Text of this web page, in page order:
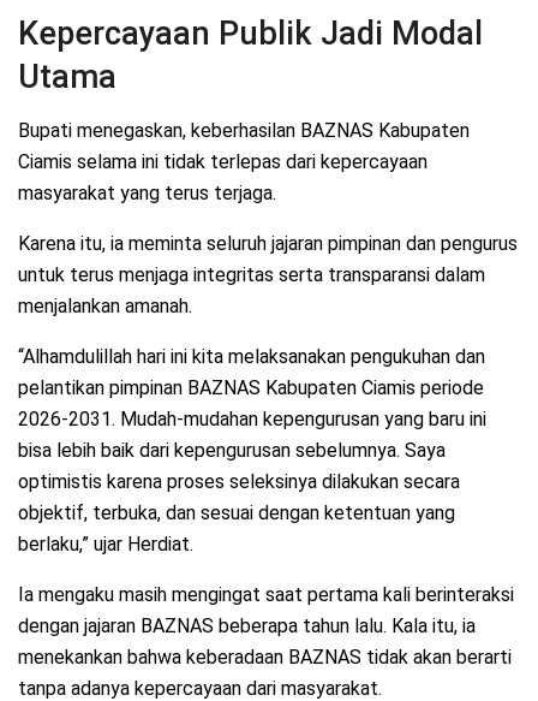
Kepercayaan Publik Jadi Modal
Utama
Bupati menegaskan, keberhasilan BAZNAS Kabupaten
Ciamis selama ini tidak terlepas dari kepercayaan
masyarakat yang terus terjaga.
Karena itu, ia meminta seluruh jajaran pimpinan dan pengurus
untuk terus menjaga integritas serta transparansi dalam
menjalankan amanah.
“Alhamdulillah hari ini kita melaksanakan pengukuhan dan
pelantikan pimpinan BAZNAS Kabupaten Ciamis periode
2026-2031. Mudah-mudahan kepengurusan yang baru ini
bisa lebih baik dari kepengurusan sebelumnya. Saya
optimistis karena proses seleksinya dilakukan secara
objektif, terbuka, dan sesuai dengan ketentuan yang
berlaku,” ujar Herdiat.
Ia mengaku masih mengingat saat pertama kali berinteraksi
dengan jajaran BAZNAS beberapa tahun lalu. Kala itu, ia
menekankan bahwa keberadaan BAZNAS tidak akan berarti
tanpa adanya kepercayaan dari masyarakat.